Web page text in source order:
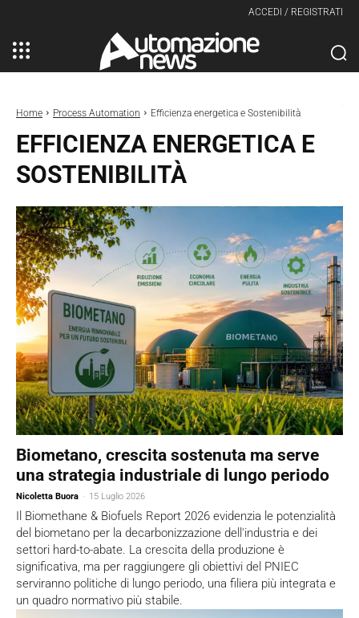
ACCEDI / REGISTRATI
Home Process Automation Efficienza energetica e Sostenibilità
EFFICIENZA ENERGETICA E
SOSTENIBILITÀ
Biometano, crescita sostenuta ma serve
una strategia industriale di lungo periodo
Nicoletta Buora - 15 Luglio 2026
Il Biomethane & Biofuels Report 2026 evidenzia le potenzialità
del biometano per la decarbonizzazione dell'industria e dei
settori hard-to-abate. La crescita della produzione è
significativa, ma per raggiungere gli obiettivi del PNIEC
serviranno politiche di lungo periodo, una filiera più integrata e
un quadro normativo più stabile.